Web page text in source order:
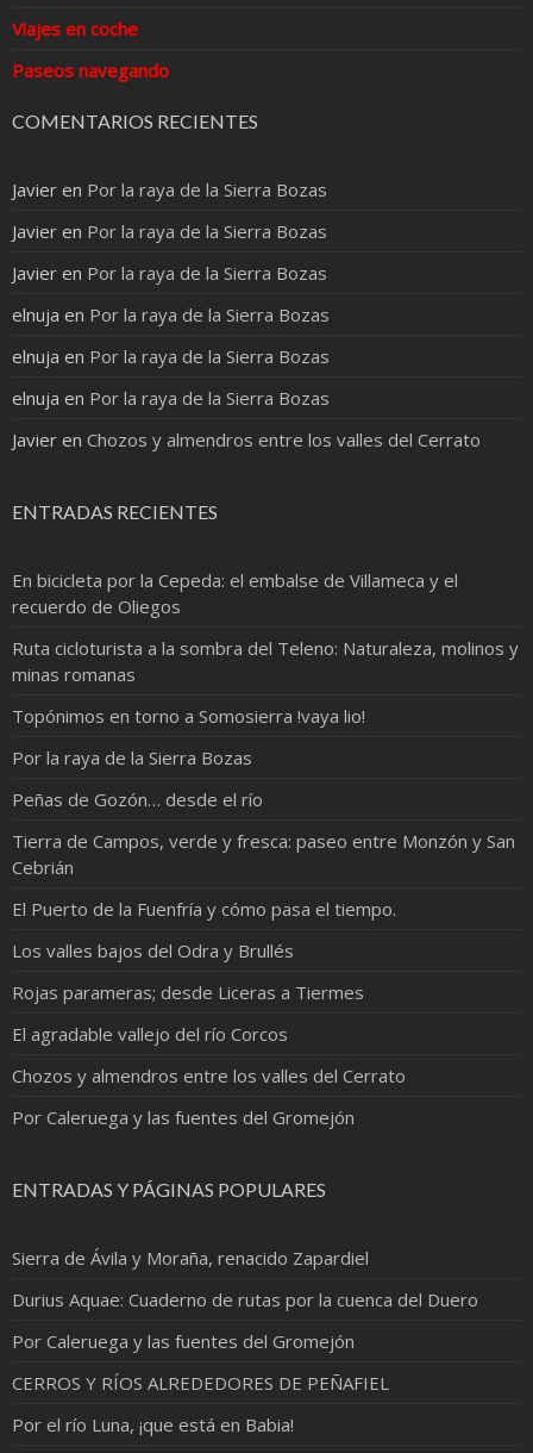
Viajes en coche
Paseos navegando
COMENTARIOS RECIENTES
Javier en Por la raya de la Sierra Bozas
Javier en Por la raya de la Sierra Bozas
Javier en Por la raya de la Sierra Bozas
elnuja en Por la raya de la Sierra Bozas
elnuja en Por la raya de la Sierra Bozas
elnuja en Por la raya de la Sierra Bozas
Javier en Chozos y almendros entre los valles del Cerrato
ENTRADAS RECIENTES
En bicicleta por la Cepeda: el embalse de Villameca y el
recuerdo de Oliegos
Ruta cicloturista a la sombra del Teleno: Naturaleza, molinos y
minas romanas
Topónimos en torno a Somosierra !vaya lio!
Por la raya de la Sierra Bozas
Peñas de Gozón… desde el río
Tierra de Campos, verde y fresca: paseo entre Monzón y San
Cebrián
El Puerto de la Fuenfría y cómo pasa el tiempo.
Los valles bajos del Odra y Brullés
Rojas parameras; desde Liceras a Tiermes
El agradable vallejo del río Corcos
Chozos y almendros entre los valles del Cerrato
Por Caleruega y las fuentes del Gromejón
ENTRADAS Y PÁGINAS POPULARES
Sierra de Ávila y Moraña, renacido Zapardiel
Durius Aquae: Cuaderno de rutas por la cuenca del Duero
Por Caleruega y las fuentes del Gromejón
CERROS Y RÍOS ALREDEDORES DE PEÑAFIEL
Por el río Luna, ¡que está en Babia!